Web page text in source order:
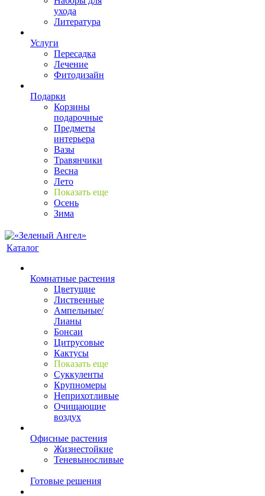
ухода
Литература
Услуги
Пересадка
Лечение
Фитодизайн
Подарки
Корзины
подарочные
Предметы
интерьера
Вазы
Травянчики
Весна
Лето
Показать еще
Осень
Зима
Каталог
Комнатные растения
Цветущие
Лиственные
Ампельные/
Лианы
Бонсаи
Цитрусовые
Кактусы
Показать еще
Суккуленты
Крупномеры
Неприхотливые
Очищающие
воздух
Офисные растения
Жизнестойкие
Теневыносливые
Готовые решения